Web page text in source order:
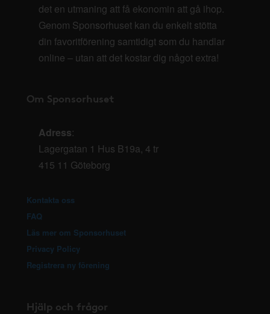
det en utmaning att få ekonomin att gå ihop.
Genom Sponsorhuset kan du enkelt stötta
din favoritförening samtidigt som du handlar
online – utan att det kostar dig något extra!
Om Sponsorhuset
Adress:
Lagergatan 1 Hus B19a, 4 tr
415 11 Göteborg
Kontakta oss
FAQ
Läs mer om Sponsorhuset
Privacy Policy
Registrera ny förening
Hjälp och frågor